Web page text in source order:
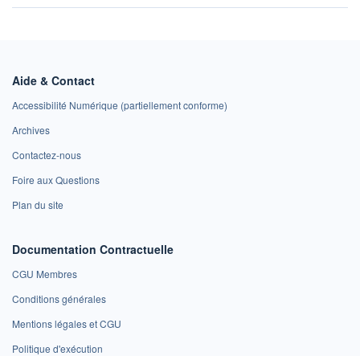
Aide & Contact
Accessibilité Numérique (partiellement conforme)
Archives
Contactez-nous
Foire aux Questions
Plan du site
Documentation Contractuelle
CGU Membres
Conditions générales
Mentions légales et CGU
Politique d'exécution